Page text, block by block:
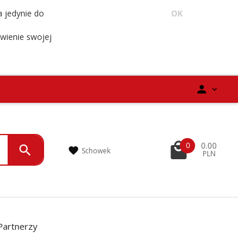
jedynie do
swojej
OK
Schowek
0 0.00
PLN